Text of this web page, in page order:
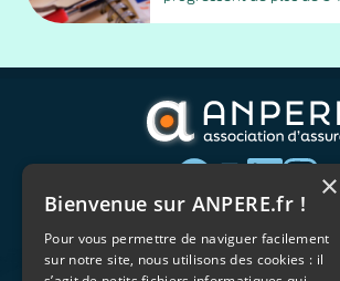
alimentés par la
QUI SOMMES-NOUS ?
L'association
Notre organisation
VOS
Me
proches
×
Bienvenue sur ANPERE.fr !
Pour vous permettre de naviguer facilement
sur notre site, nous utilisons des cookies : il